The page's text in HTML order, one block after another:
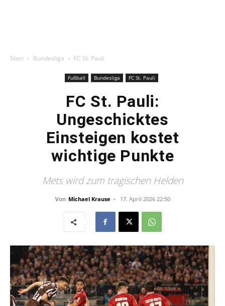
Start Bundesliga FC St. Pauli
Fußball Bundesliga FC St. Pauli
FC St. Pauli:
Ungeschicktes
Einsteigen kostet
wichtige Punkte
Mets wird zum tragischen Helden
Von Michael Krause - 17. April 2026 22:50